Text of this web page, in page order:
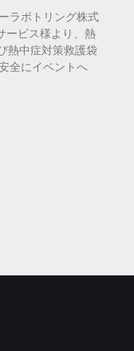
ラボトリング株式
ービス様より、熱
熱中症対策救護袋
全にイベントへ